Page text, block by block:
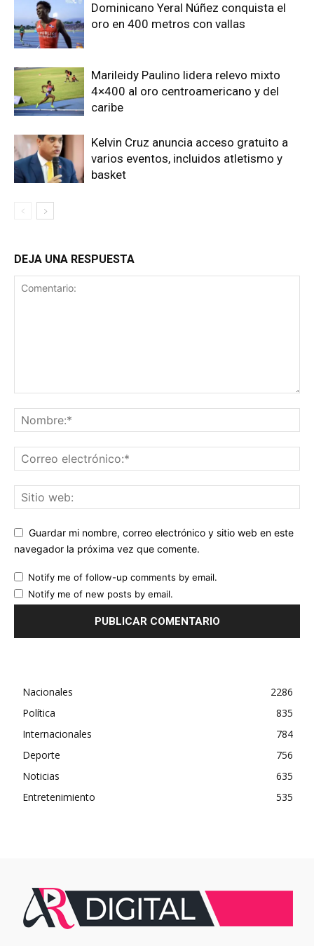
Dominicano Yeral Núñez conquista el
oro en 400 metros con vallas
Marileidy Paulino lidera relevo mixto
4×400 al oro centroamericano y del
caribe
Kelvin Cruz anuncia acceso gratuito a
varios eventos, incluidos atletismo y
basket
DEJA UNA RESPUESTA
Guardar mi nombre, correo electrónico y sitio web en este
navegador la próxima vez que comente.
Notify me of follow-up comments by email.
Notify me of new posts by email.
Nacionales
2286
Política
835
Internacionales
784
Deporte
756
Noticias
635
Entretenimiento
535